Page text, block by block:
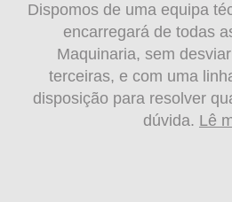
Dispomos de uma equipa
encarregará de todas
Maquinaria, sem
terceiras, e com uma
disposição para resolver
dúvida. Lê